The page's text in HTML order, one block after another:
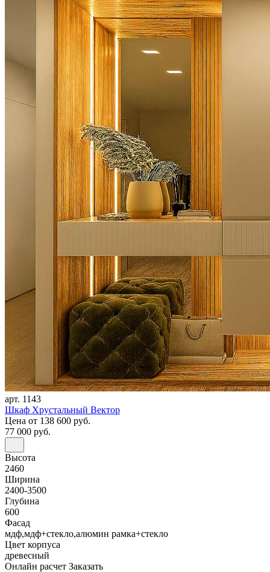
арт. 1143
Шкаф Хрустальный Вектор
Цена от 138 600 руб.
77 000 руб.
Высота
2460
Ширина
2400-3500
Глубина
600
Фасад
мдф,мдф+стекло,алюмин рамка+стекло
Цвет корпуса
древесный
Онлайн расчет Заказать